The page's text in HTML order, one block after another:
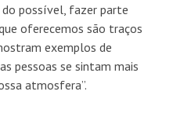
do possível, fazer parte
oferecemos são traços
exemplos de
pessoas se sintam mais
atmosfera”.